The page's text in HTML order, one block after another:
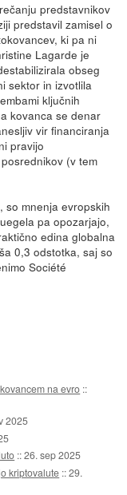
predstavnikov
predstavil zamisel o
ki pa ni
Lagarde je
obseg
sektor in izvotlila
ključnih
kovanca se denar
vir financiranja
pravijo
(v tem
so mnenja evropskih
pa opozarjajo,
edina globalna
0,3 odstotka, saj so
Société
na evro ::
2025
::26. sep 2025
kriptovalute ::29.